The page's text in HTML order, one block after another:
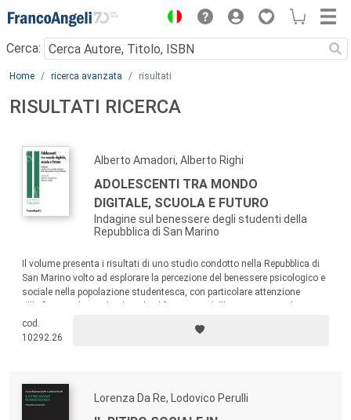
Menu
Cerca:
Main content
Home ricerca avanzata risultati
RISULTATI RICERCA
Alberto Amadori, Alberto Righi
ADOLESCENTI TRA MONDO
DIGITALE, SCUOLA E FUTURO
Indagine sul benessere degli studenti della
Repubblica di San Marino
Il volume presenta i risultati di uno studio condotto nella Repubblica di
San Marino volto ad esplorare la percezione del benessere psicologico e
sociale nella popolazione studentesca, con particolare attenzione
alle preoccupazioni riguardanti il futuro.
cod.
10292.26
Lorenza Da Re, Lodovico Perulli